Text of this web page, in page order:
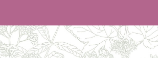
contenu